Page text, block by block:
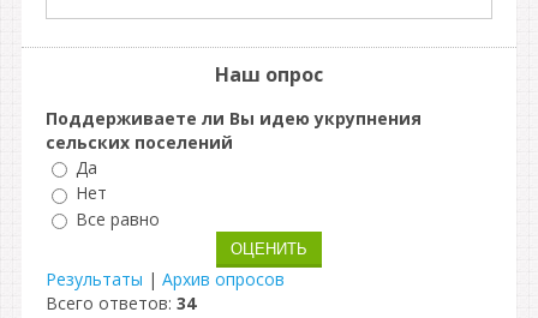
Наш опрос
Поддерживаете ли Вы идею укрупнения
сельских поселений
Да
Нет
Все равно
Результаты | Архив опросов
Всего ответов: 34